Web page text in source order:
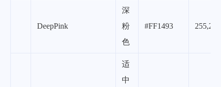
DeepPink
深
粉
色
#FF1493
适
中